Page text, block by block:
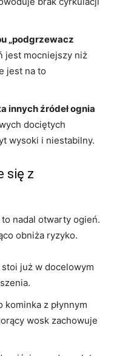
„podgrzewacz
jest mocniejszy niż
jest na to
innych źródeł ognia
dociętych
wysoki i niestabilny.
się z
nadal otwarty ogień.
obniża ryzyko.
już w docelowym
z płynnym
wosk zachowuje